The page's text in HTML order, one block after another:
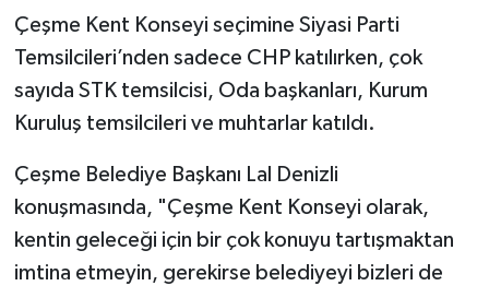
Çeşme Kent Konseyi seçimine Siyasi Parti
Temsilcileri’nden sadece CHP katılırken, çok
sayıda STK temsilcisi, Oda başkanları, Kurum
Kuruluş temsilcileri ve muhtarlar katıldı.
Çeşme Belediye Başkanı Lal Denizli
konuşmasında, "Çeşme Kent Konseyi olarak,
kentin geleceği için bir çok konuyu tartışmaktan
imtina etmeyin, gerekirse belediyeyi bizleri de